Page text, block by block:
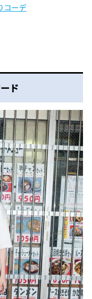
コーデ
ド